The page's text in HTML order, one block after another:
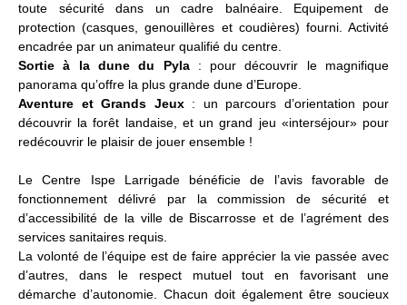
toute sécurité dans un cadre balnéaire. Equipement de
protection (casques, genouillères et coudières) fourni. Activité
encadrée par un animateur qualifié du centre.
Sortie à la dune du Pyla: pour découvrir le magnifique
panorama qu’offre la plus grande dune d’Europe.
Aventure et Grands Jeux : un parcours d’orientation pour
découvrir la forêt landaise, et un grand jeu «interséjour» pour
redécouvrir le plaisir de jouer ensemble !
Le Centre Ispe Larrigade bénéficie de l’avis favorable de
fonctionnement délivré par la commission de sécurité et
d’accessibilité de la ville de Biscarrosse et de l’agrément des
services sanitaires requis.
La volonté de l’équipe est de faire apprécier la vie passée avec
d’autres, dans le respect mutuel tout en favorisant une
démarche d’autonomie. Chacun doit également être soucieux